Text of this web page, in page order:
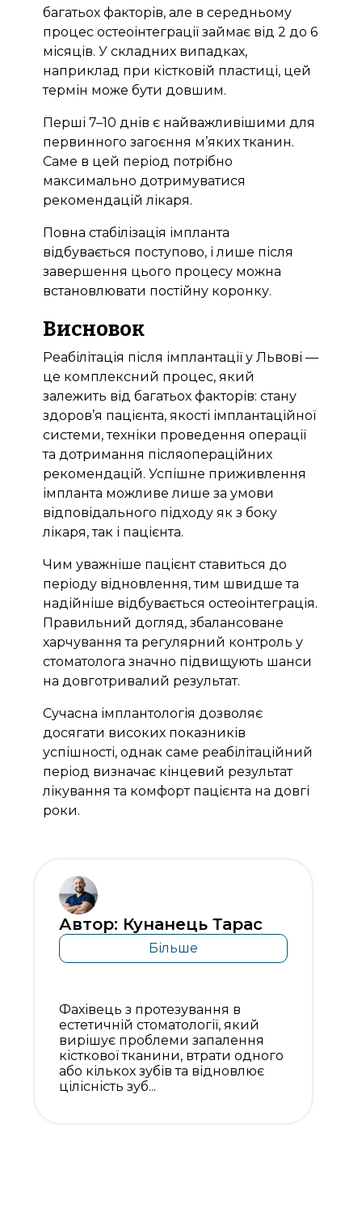
багатьох факторів, але в середньому
процес остеоінтеграції займає від 2 до 6
місяців. У складних випадках,
наприклад при кістковій пластиці, цей
термін може бути довшим.
Перші 7–10 днів є найважливішими для
первинного загоєння м’яких тканин.
Саме в цей період потрібно
максимально дотримуватися
рекомендацій лікаря.
Повна стабілізація імпланта
відбувається поступово, і лише після
завершення цього процесу можна
встановлювати постійну коронку.
Висновок
Реабілітація після імплантації у Львові —
це комплексний процес, який
залежить від багатьох факторів: стану
здоров’я пацієнта, якості імплантаційної
системи, техніки проведення операції
та дотримання післяопераційних
рекомендацій. Успішне приживлення
імпланта можливе лише за умови
відповідального підходу як з боку
лікаря, так і пацієнта.
Чим уважніше пацієнт ставиться до
періоду відновлення, тим швидше та
надійніше відбувається остеоінтеграція.
Правильний догляд, збалансоване
харчування та регулярний контроль у
стоматолога значно підвищують шанси
на довготривалий результат.
Сучасна імплантологія дозволяє
досягати високих показників
успішності, однак саме реабілітаційний
період визначає кінцевий результат
лікування та комфорт пацієнта на довгі
роки.
Автор: Кунанець Тарас
Більше
Фахівець з протезування в
естетичній стоматології, який
вирішує проблеми запалення
кісткової тканини, втрати одного
або кількох зубів та відновлює
цілісність зуб...